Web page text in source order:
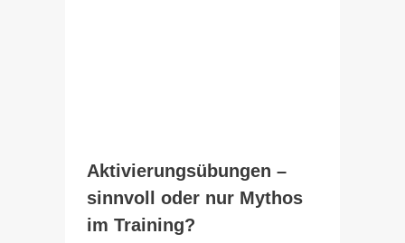
Aktivierungsübungen –
sinnvoll oder nur Mythos
im Training?